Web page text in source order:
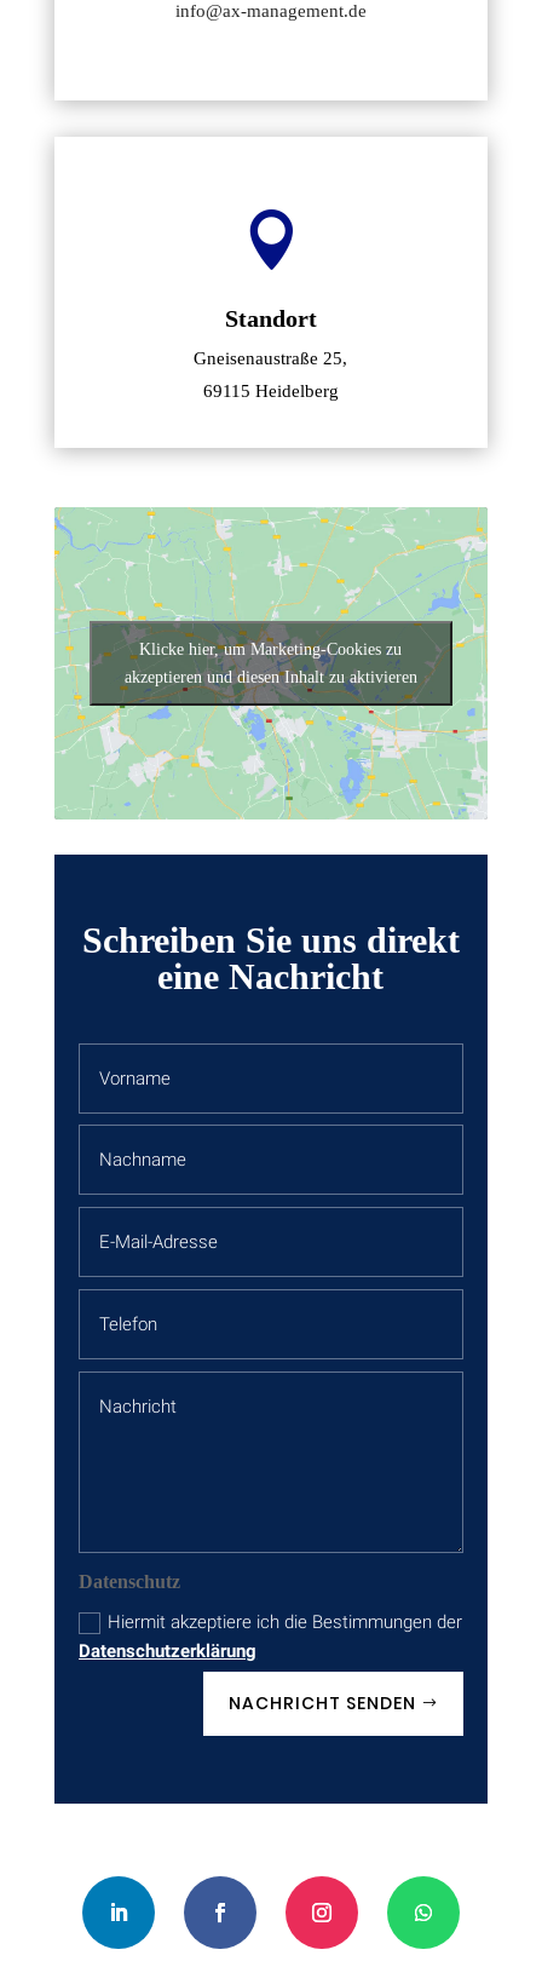
info@ax-management.de

Standort
Gneisenaustraße 25,
69115 Heidelberg
Klicke hier, um Marketing-Cookies zu
akzeptieren und diesen Inhalt zu aktivieren
Schreiben Sie uns direkt
eine Nachricht
Datenschutz
Hiermit akzeptiere ich die Bestimmungen der
Datenschutzerklärung
NACHRICHT SENDEN